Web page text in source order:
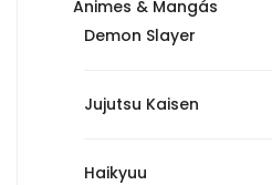
Animes & Mangás
Demon Slayer
Jujutsu Kaisen
Haikyuu